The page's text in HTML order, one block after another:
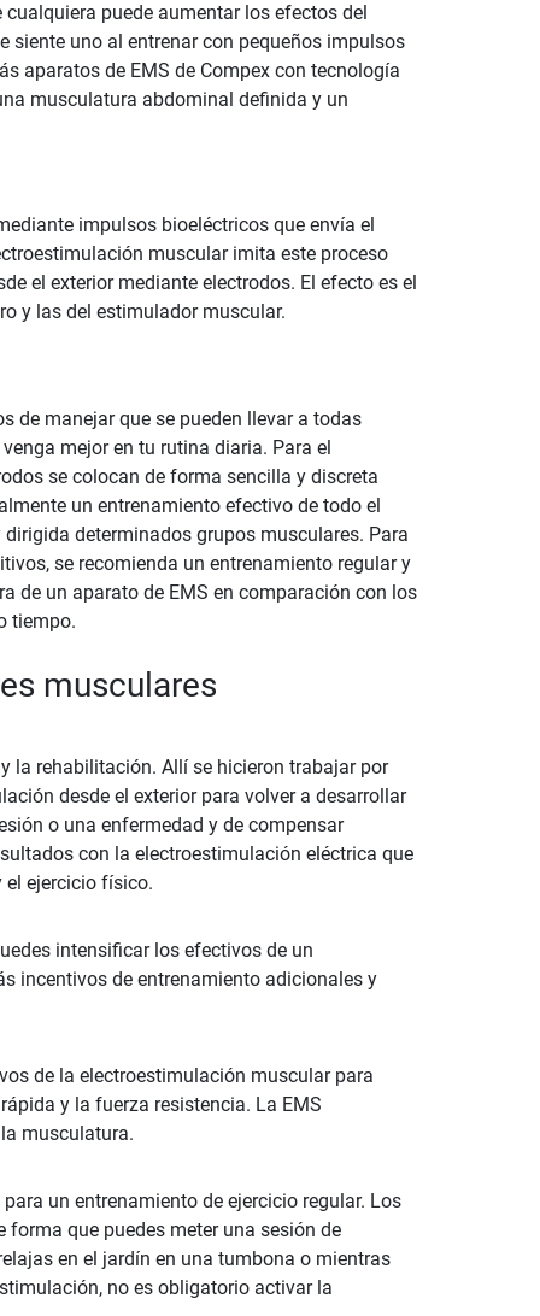
puede aumentar los efectos del
siente uno al entrenar con pequeños impulsos
aparatos de EMS de Compex con tecnología
musculatura abdominal definida y un
impulsos bioeléctricos que envía el
muscular imita este proceso
el exterior mediante electrodos. El efecto es el
y las del estimulador muscular.
de manejar que se pueden llevar a todas
mejor en tu rutina diaria. Para el
se colocan de forma sencilla y discreta
un entrenamiento efectivo de todo el
determinados grupos musculares. Para
se recomienda un entrenamiento regular y
de un aparato de EMS en comparación con los
tiempo.
musculares
la rehabilitación. Allí se hicieron trabajar por
desde el exterior para volver a desarrollar
o una enfermedad y de compensar
con la electroestimulación eléctrica que
el ejercicio físico.
intensificar los efectivos de un
incentivos de entrenamiento adicionales y
de la electroestimulación muscular para
y la fuerza resistencia. La EMS
musculatura.
un entrenamiento de ejercicio regular. Los
que puedes meter una sesión de
en el jardín en una tumbona o mientras
no es obligatorio activar la